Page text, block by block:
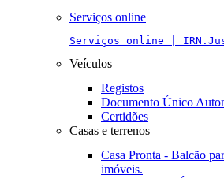
Serviços online
Serviços online |
Veículos
Registos
Documento Único
Certidões
Casas e terrenos
Casa Pronta - Balcão
imóveis.